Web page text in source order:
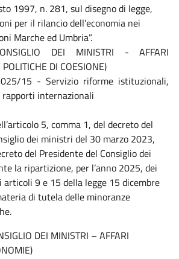
1997, n. 281, sul disegno di legge,
per il rilancio dell’economia nei
Marche ed Umbria”.
DEI MINISTRI - AFFARI
DI COESIONE)
15 - Servizio riforme istituzionali,
rapporti internazionali
5, comma 1, del decreto del
dei ministri del 30 marzo 2023,
del Presidente del Consiglio dei
la ripartizione, per l’anno 2025, dei
9 e 15 della legge 15 dicembre
di tutela delle minoranze
DEI MINISTRI – AFFARI